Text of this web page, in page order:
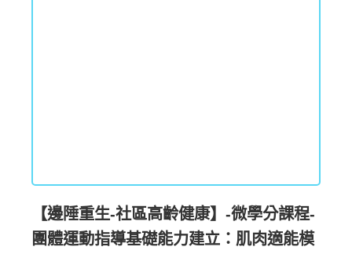
【邊陲重生-社區高齡健康】-微學分課程-
團體運動指導基礎能力建立：肌肉適能模